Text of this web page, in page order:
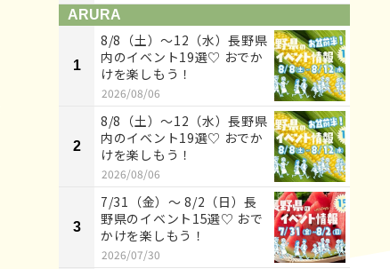
ARURA
1
8/8（土）〜12（水）長野県
内のイベント19選♡ おでか
けを楽しもう！
2026/08/06
2
8/8（土）〜12（水）長野県
内のイベント19選♡ おでか
けを楽しもう！
2026/08/06
3
7/31（金）～ 8/2（日）長
野県のイベント15選♡ おで
かけを楽しもう！
2026/07/30